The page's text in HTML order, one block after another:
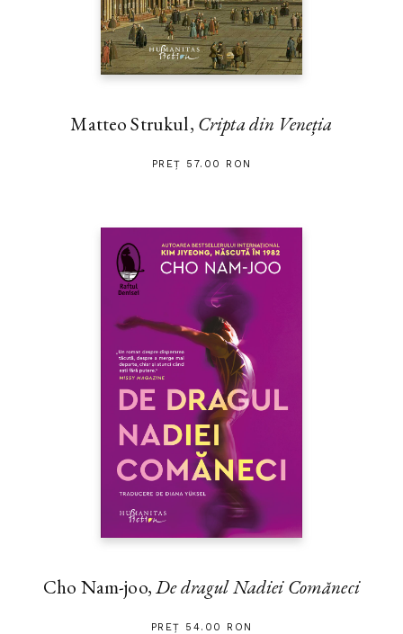
Matteo Strukul, Cripta din Veneția
PREȚ 57.00 RON
Cho Nam-joo,De dragul Nadiei Comăneci
PREȚ 54.00 RON